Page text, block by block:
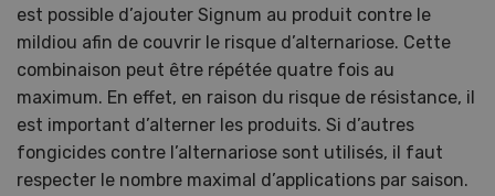
est possible d’ajouter Signum au produit contre le
mildiou afin de couvrir le risque d’alternariose. Cette
combinaison peut être répétée quatre fois au
maximum. En effet, en raison du risque de résistance, il
est important d’alterner les produits. Si d’autres
fongicides contre l’alternariose sont utilisés, il faut
respecter le nombre maximal d’applications par saison.